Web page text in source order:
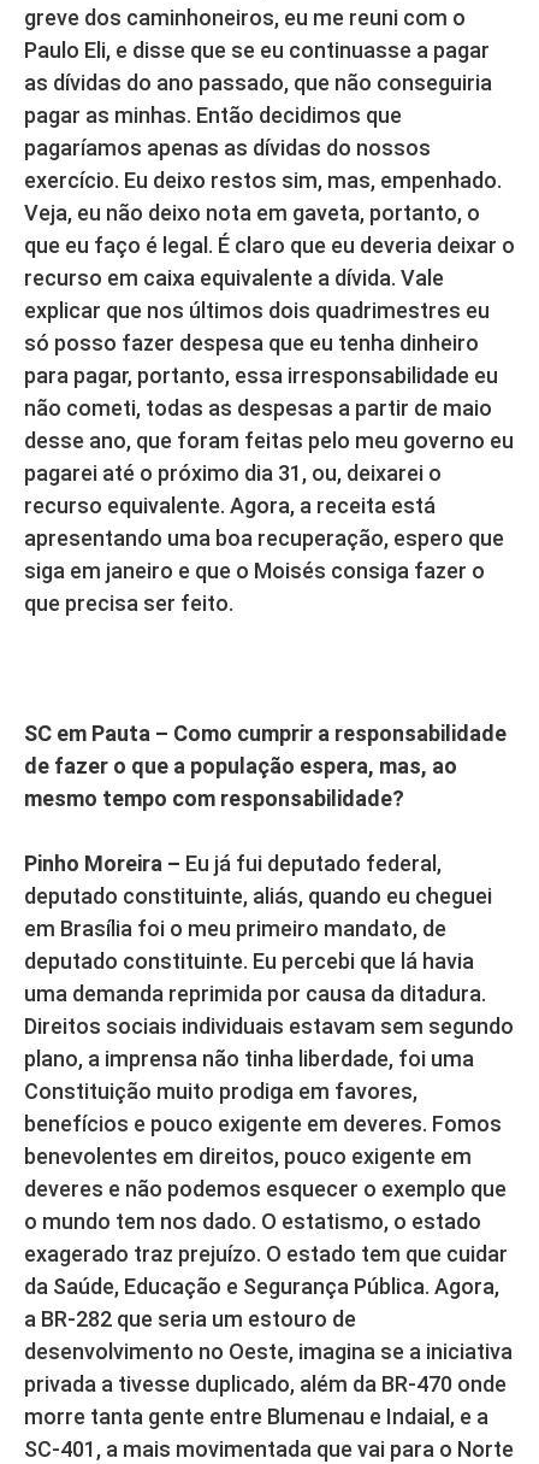
greve dos caminhoneiros, eu me reuni com o
Paulo Eli, e disse que se eu continuasse a pagar
as dívidas do ano passado, que não conseguiria
pagar as minhas. Então decidimos que
pagaríamos apenas as dívidas do nossos
exercício. Eu deixo restos sim, mas, empenhado.
Veja, eu não deixo nota em gaveta, portanto, o
que eu faço é legal. É claro que eu deveria deixar o
recurso em caixa equivalente a dívida. Vale
explicar que nos últimos dois quadrimestres eu
só posso fazer despesa que eu tenha dinheiro
para pagar, portanto, essa irresponsabilidade eu
não cometi, todas as despesas a partir de maio
desse ano, que foram feitas pelo meu governo eu
pagarei até o próximo dia 31, ou, deixarei o
recurso equivalente. Agora, a receita está
apresentando uma boa recuperação, espero que
siga em janeiro e que o Moisés consiga fazer o
que precisa ser feito.
SC em Pauta – Como cumprir a responsabilidade
de fazer o que a população espera, mas, ao
mesmo tempo com responsabilidade?
Pinho Moreira – Eu já fui deputado federal,
deputado constituinte, aliás, quando eu cheguei
em Brasília foi o meu primeiro mandato, de
deputado constituinte. Eu percebi que lá havia
uma demanda reprimida por causa da ditadura.
Direitos sociais individuais estavam sem segundo
plano, a imprensa não tinha liberdade, foi uma
Constituição muito prodiga em favores,
benefícios e pouco exigente em deveres. Fomos
benevolentes em direitos, pouco exigente em
deveres e não podemos esquecer o exemplo que
o mundo tem nos dado. O estatismo, o estado
exagerado traz prejuízo. O estado tem que cuidar
da Saúde, Educação e Segurança Pública. Agora,
a BR-282 que seria um estouro de
desenvolvimento no Oeste, imagina se a iniciativa
privada a tivesse duplicado, além da BR-470 onde
morre tanta gente entre Blumenau e Indaial, e a
SC-401, a mais movimentada que vai para o Norte